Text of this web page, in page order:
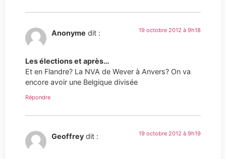
Anonyme dit : 19 octobre 2012 à 9h18
Les élections et après…
Et en Flandre? La NVA de Wever à Anvers? On va
encore avoir une Belgique divisée
Répondre
Geoffrey dit : 19 octobre 2012 à 9h19